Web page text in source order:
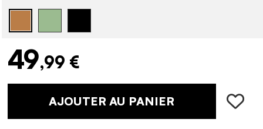
49,99 €
AJOUTER AU PANIER